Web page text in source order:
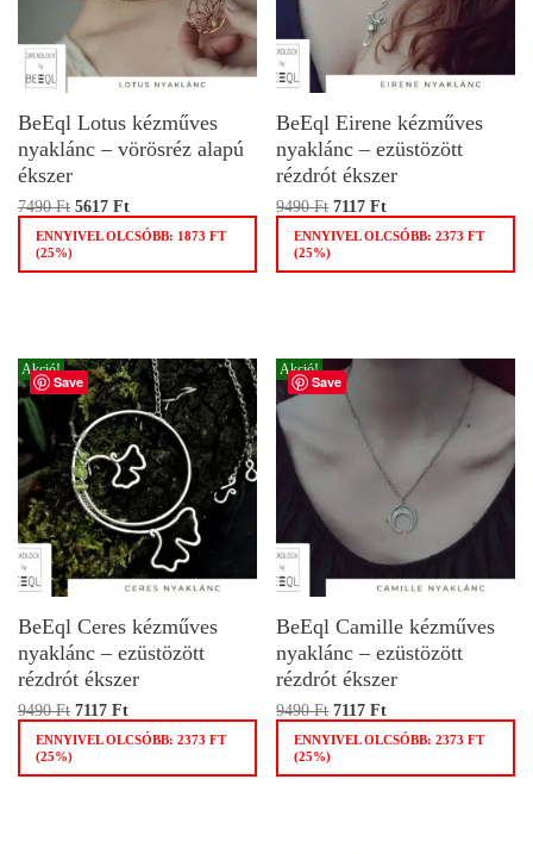
BeEql Lotus kézműves
nyaklánc – vörösréz alapú
ékszer
7490Ft 5617 Ft
ENNYIVEL OLCSÓBB: 1873 FT
(25%)
BeEql Eirene kézműves
nyaklánc – ezüstözött
rézdrót ékszer
9490Ft 7117Ft
ENNYIVEL OLCSÓBB:2373FT
(25%)
Save
Akció!
BeEql Ceres kézműves
nyaklánc – ezüstözött
rézdrót ékszer
9490Ft 7117 Ft
ENNYIVEL OLCSÓBB: 2373 FT
(25%)
Save
Akció!
BeEql Camille kézműves
nyaklánc – ezüstözött
rézdrót ékszer
9490Ft 7117Ft
ENNYIVEL OLCSÓBB:2373FT
(25%)